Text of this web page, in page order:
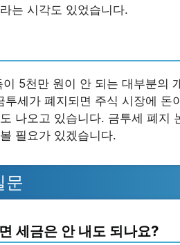
는 시각도 있었습니다.
5천만 원이 안 되는 대부분의
투세가 폐지되면 주식 시장에 돈
나오고 있습니다. 금투세 폐지
필요가 있겠습니다.
문
세금은 안 내도 되나요?